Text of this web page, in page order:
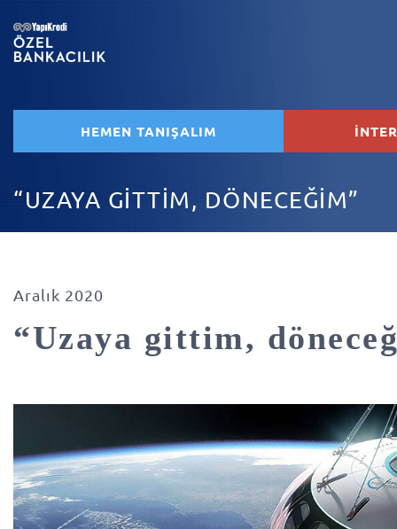
HEMEN TANIŞALIM
“UZAYA GİTTİM, DÖNECEĞİM”
Aralık 2020
“Uzaya gittim,